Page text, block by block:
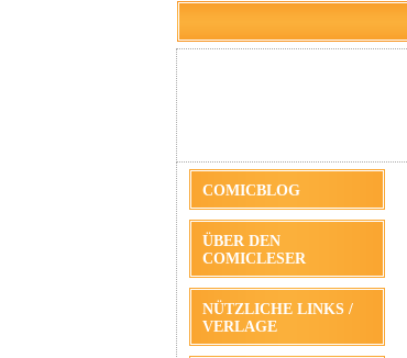
COMICBLOG
ÜBER DEN
COMICLESER
NÜTZLICHE LINKS /
VERLAGE